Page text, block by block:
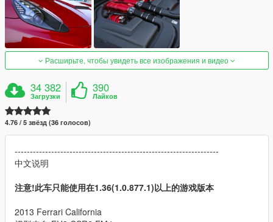
Расширьте, чтобы увидеть все изображения и видео
34 382
Загрузки
390
Лайков
4.76 / 5 звёзд (36 голосов)
-------------------------------------------------------------------
中文说明
注意!此车只能使用在1.36(1.0.877.1)以上的游戏版本
2013 Ferrari California